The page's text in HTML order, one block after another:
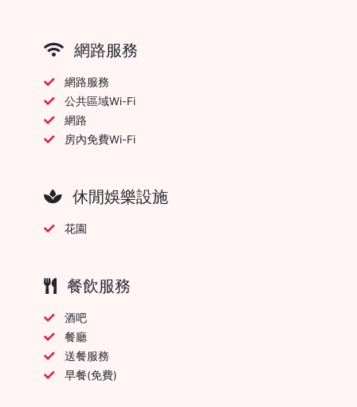
網路服務
網路服務
公共區域Wi-Fi
網路
房內免費Wi-Fi
休閒娛樂設施
花園
餐飲服務
酒吧
餐廳
送餐服務
早餐(免費)